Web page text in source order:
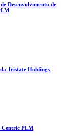
Desenvolvimento de
Tristate Holdings
Centric PLM